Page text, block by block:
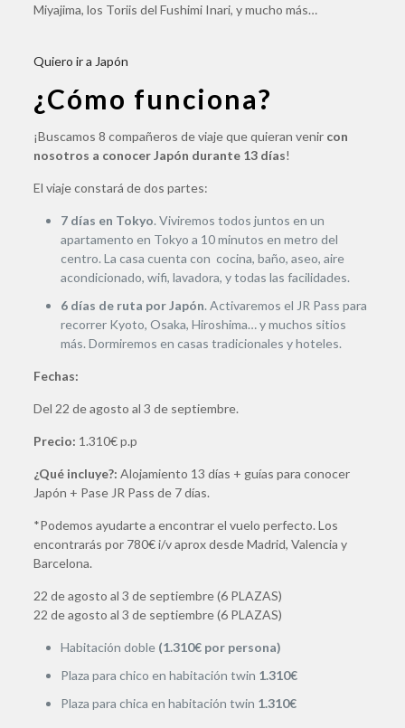
Miyajima, los Toriis del Fushimi Inari, y mucho más…
Quiero ir a Japón
¿Cómo funciona?
¡Buscamos 8 compañeros de viaje que quieran venir con
nosotros a conocer Japón durante 13 días!
El viaje constará de dos partes:
7 días en Tokyo. Viviremos todos juntos en un
apartamento en Tokyo a 10 minutos en metro del
centro. La casa cuenta con cocina, baño, aseo, aire
acondicionado, wifi, lavadora, y todas las facilidades.
6 días de ruta por Japón. Activaremos el JR Pass para
recorrer Kyoto, Osaka, Hiroshima… y muchos sitios
más. Dormiremos en casas tradicionales y hoteles.
Fechas:
Del 22 de agosto al 3 de septiembre.
Precio: 1.310€ p.p
¿Qué incluye?: Alojamiento 13 días + guías para conocer
Japón + Pase JR Pass de 7 días.
*Podemos ayudarte a encontrar el vuelo perfecto. Los
encontrarás por 780€ i/v aprox desde Madrid, Valencia y
Barcelona.
22 de agosto al 3 de septiembre (6 PLAZAS)
22 de agosto al 3 de septiembre (6 PLAZAS)
Habitación doble (1.310€ por persona)
Plaza para chico en habitación twin 1.310€
Plaza para chica en habitación twin 1.310€